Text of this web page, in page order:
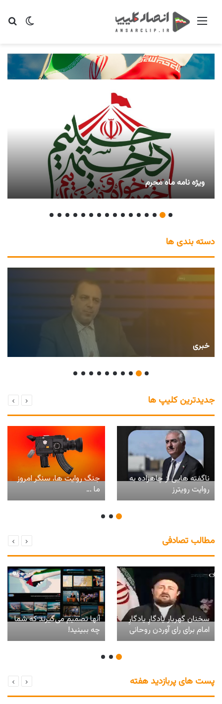
تغییر منو
ویژه نامه ماه محرم
دسته بندی ها
خبری
جدیدترین کلیپ ها
ناگفته هایی از چاهزاده به
روایت رویترز
جنگ روایت ها، سنگر امروز
ما …
مطالب تصادفی
سخنان گهربار یادگارِ یادگارِ
امام برای رای آوردن روحانی
در سال ۹۶
آنها تصمیم می‌گیرند که شما
چه ببینید!
پست های پربازدید هفته